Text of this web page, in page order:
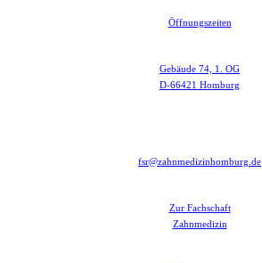
Öffnungszeiten
Gebäude 74, 1. OG
D-66421 Homburg
fsr@zahnmedizinhomburg.de
Zur Fachschaft
Zahnmedizin